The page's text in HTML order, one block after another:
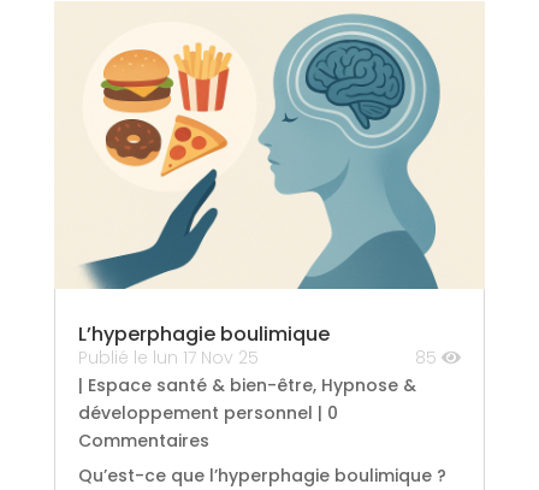
L’hyperphagie boulimique
Publié le lun 17 Nov 25
85
| Espace santé & bien-être, Hypnose &
développement personnel | 0
Commentaires
Qu’est-ce que l’hyperphagie boulimique ?